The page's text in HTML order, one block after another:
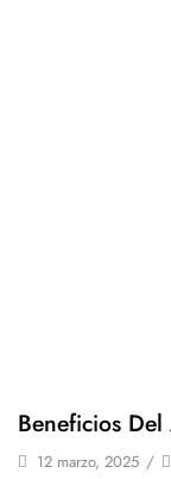
Beneficios
12 marzo, 2025 /